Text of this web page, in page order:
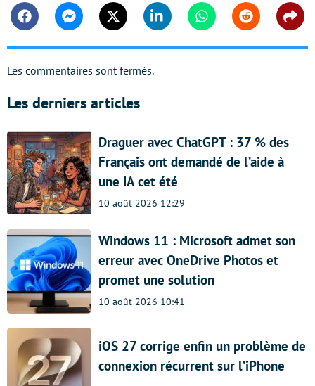
FacebookMessengerTwitter Linkedin WhatsappReddit
Les commentaires sont fermés.
Les derniers articles
Draguer avec ChatGPT : 37 % des
Français ont demandé de l’aide à
une IA cet été
10 août 2026 12:29
Windows 11 : Microsoft admet son
erreur avec OneDrive Photos et
promet une solution
10 août 2026 10:41
iOS 27 corrige enfin un problème de
connexion récurrent sur l’iPhone